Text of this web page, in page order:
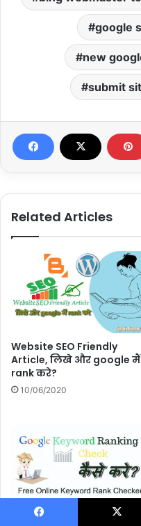
google
new
submit
Related Articles
Website SEO Friendly
Article, लिखे और google मैं
rank करे?
10/06/2020
Google Keyword Ranking